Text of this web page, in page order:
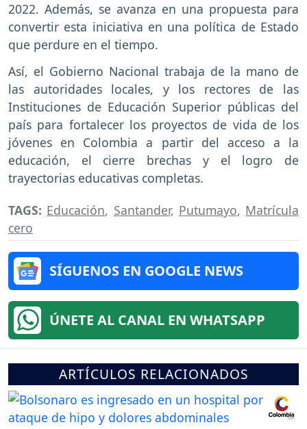
2022. Además, se avanza en una propuesta para
convertir esta iniciativa en una política de Estado
que perdure en el tiempo.
Así, el Gobierno Nacional trabaja de la mano de
las autoridades locales, y los rectores de las
Instituciones de Educación Superior públicas del
país para fortalecer los proyectos de vida de los
jóvenes en Colombia a partir del acceso a la
educación, el cierre brechas y el logro de
trayectorias educativas completas.
TAGS: Educación, Santander, Putumayo, Matrícula
cero
SÍGUENOS EN GOOGLE NEWS
ÚNETE AL CANAL EN WHATSAPP
ARTÍCULOS RELACIONADOS